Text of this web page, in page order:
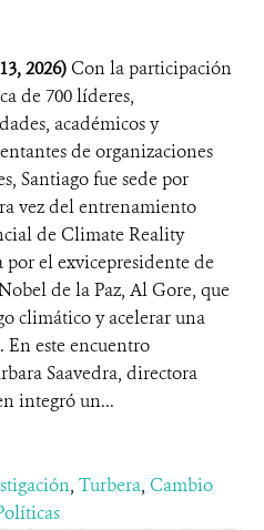
2026) Con la participación
de 700 líderes,
académicos y
de organizaciones
Santiago fue sede por
vez del entrenamiento
de Climate Reality
el exvicepresidente de
de la Paz, Al Gore, que
climático y acelerar una
En este encuentro
Saavedra, directora
integró un...
, Turbera, Cambio